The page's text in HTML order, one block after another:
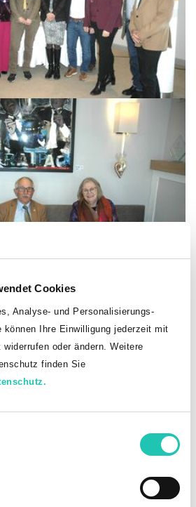
Cookies
Analyse- und Personalisierungs-
können Ihre Einwilligung jederzeit mit
oder ändern. Weitere
finden Sie